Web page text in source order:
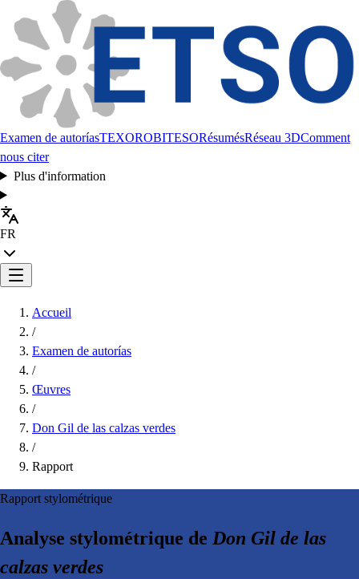
Examen de autoríasTEXOROBITESORésumésRéseau 3DComment
nous citer
Plus d'information
FR
Accueil
/
Examen de autorías
/
Œuvres
/
Don Gil de las calzas verdes
/
Rapport
Rapport stylométrique
Analyse stylométrique de Don Gil de las
calzas verdes